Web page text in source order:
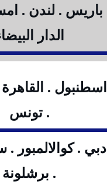
باريس . لندن .
الدار
اسطنبول . القاهرة
. تونس
دبي . كوالالمبور .
. برشلونة